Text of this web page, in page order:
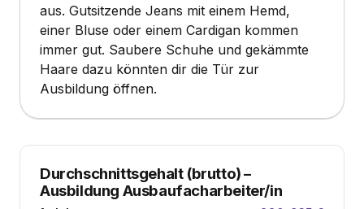
aus. Gutsitzende Jeans mit einem Hemd,
einer Bluse oder einem Cardigan kommen
immer gut. Saubere Schuhe und gekämmte
Haare dazu könnten dir die Tür zur
Ausbildung öffnen.
Durchschnittsgehalt (brutto)–
Ausbildung Ausbaufacharbeiter/in